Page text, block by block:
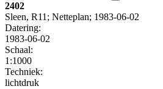
2402
Sleen, R11; Netteplan; 1983-06-02
Datering:
1983-06-02
Schaal:
1:1000
Techniek:
lichtdruk